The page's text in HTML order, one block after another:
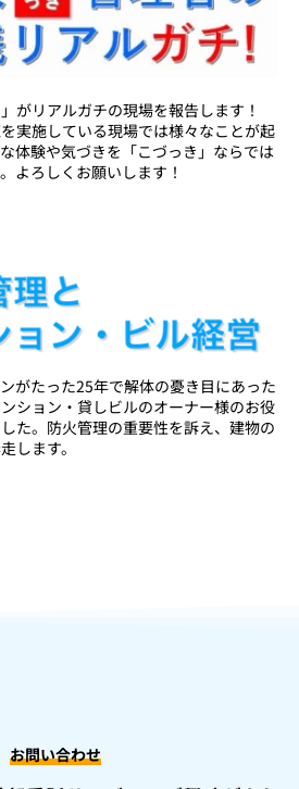
がリアルガチの現場を報告します！
実施している現場では様々なことが起
体験や気づきを「こづっき」ならでは
よろしくお願いします！
がたった25年で解体の憂き目にあった
ション・貸しビルのオーナー様のお役
た。防火管理の重要性を訴え、建物の
します。
お問い合わせ